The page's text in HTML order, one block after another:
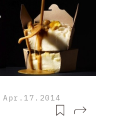
Apr.17.2014